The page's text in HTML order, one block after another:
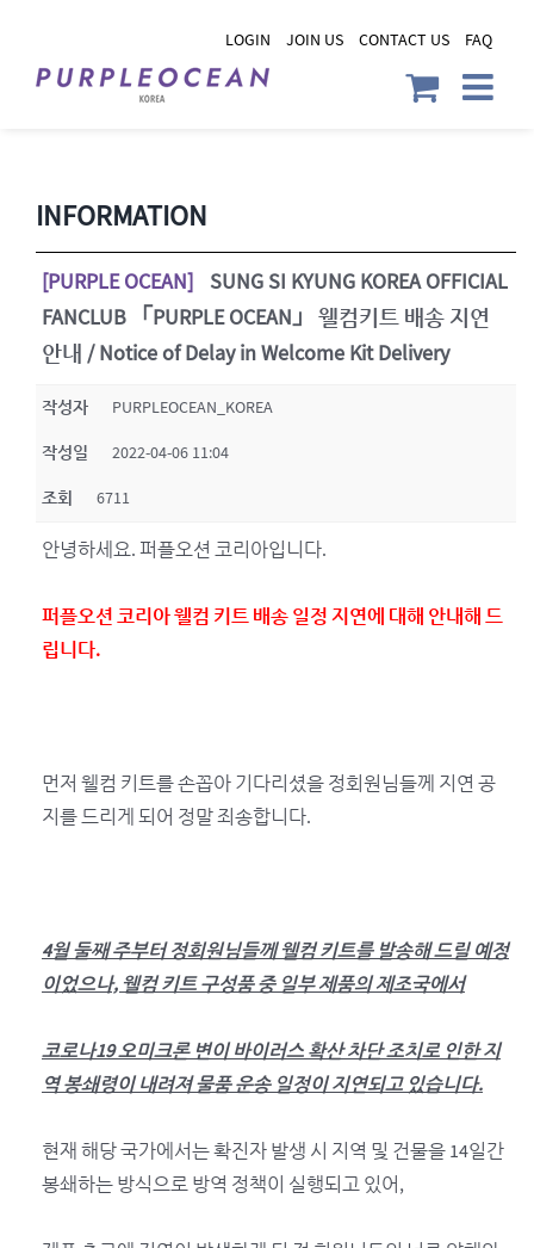
content
LOGIN JOIN US CONTACT US FAQ
INFORMATION
[PURPLE OCEAN]
SUNG SI KYUNG KOREA OFFICIAL
FANCLUB 「PURPLE OCEAN」 웰컴키트 배송 지연
안내 / Notice of Delay in Welcome Kit Delivery
작성자 PURPLEOCEAN_KOREA
작성일 2022-04-06 11:04
조회 6711
안녕하세요. 퍼플오션 코리아입니다.
퍼플오션 코리아 웰컴 키트 배송 일정 지연에 대해 안내해 드
립니다.
먼저 웰컴 키트를 손꼽아 기다리셨을 정회원님들께 지연 공
지를 드리게 되어 정말 죄송합니다.
4월 둘째 주부터 정회원님들께 웰컴 키트를 발송해 드릴 예정
이었으나, 웰컴 키트 구성품 중 일부 제품의 제조국에서
코로나19 오미크론 변이 바이러스 확산 차단 조치로 인한 지
역 봉쇄령이 내려져 물품 운송 일정이 지연되고 있습니다.
현재 해당 국가에서는 확진자 발생 시 지역 및 건물을 14일간
봉쇄하는 방식으로 방역 정책이 실행되고 있어,